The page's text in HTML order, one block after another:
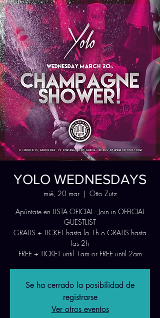
YOLO WEDNESDAYS
mié, 20 mar
  |
Otto Zutz
Apúntate en LISTA OFICIAL - Join in OFFICIAL
GUESTLIST
GRATIS + TICKET hasta la 1h o GRATIS hasta
las 2h
FREE + TICKET until 1am or FREE until 2am
Se ha cerrado la posibilidad de
registrarse
Ver otros eventos